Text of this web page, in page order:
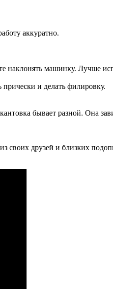
аккуратно.
наклонять машинку. Лучше
и делать филировку.
бывает разной. Она
своих друзей и близких